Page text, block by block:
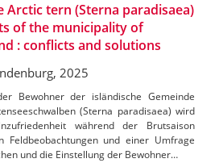
Arctic tern (Sterna paradisaea)
of the municipality of
: conflicts and solutions
2025
Bewohner der isländische Gemeinde
(Sterna paradisaea) wird
während der Brutsaison
Feldbeobachtungen und einer Umfrage
und die Einstellung der Bewohner…